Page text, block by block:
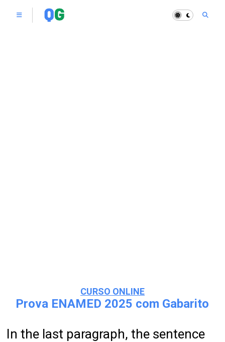
CURSO ONLINE
Prova ENAMED 2025 com Gabarito
In the last paragraph, the sentence